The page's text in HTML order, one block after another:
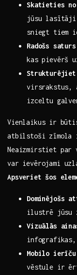
Skatieties‌
jūsu lasītāji
sniegt tiem
Radošs⁤
kas pievērš
virsrakstus,
izceltu
Vienlaikus ir⁢
atbilstoši​ zīmola⁤
Neaizmirstiet
var ievērojami
Apsveriet šos⁢
Dominējošs
ilustrē ‍jūsu
Vizuālās
Mobilo
vēstule ir